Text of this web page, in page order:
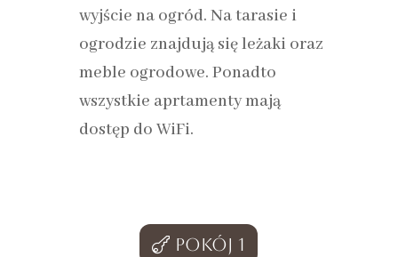
wyjście na ogród. Na tarasie i
ogrodzie znajdują się leżaki oraz
meble ogrodowe. Ponadto
wszystkie aprtamenty mają
dostęp do WiFi.
Pokój 1